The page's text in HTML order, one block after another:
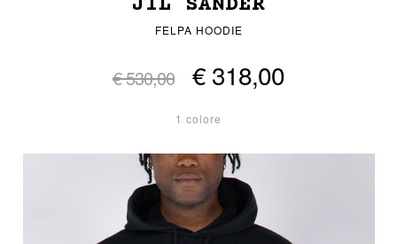
JIL SANDER
FELPA HOODIE
€ 530,00 € 318,00
1 colore